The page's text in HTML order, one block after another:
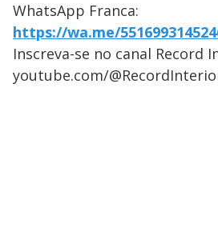
WhatsApp Franca:
https://wa.me/
Inscreva-se no canal Record
youtube.com/